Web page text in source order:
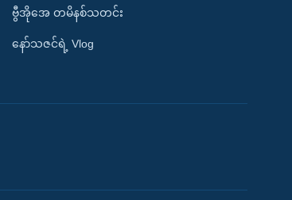
ဗွီအိုအေ တမိနစ်သတင်း
နော်သဇင်ရဲ့ Vlog